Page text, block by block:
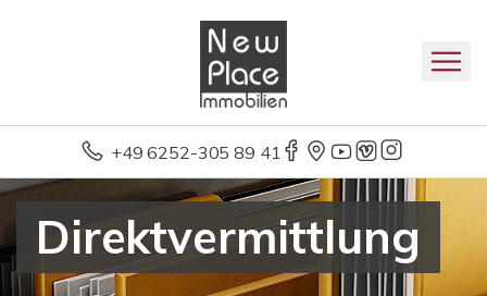
+49 6252-305 89 41
Direktvermittlung